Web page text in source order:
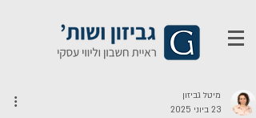
מיטל גביזון
23 ביוני 2025